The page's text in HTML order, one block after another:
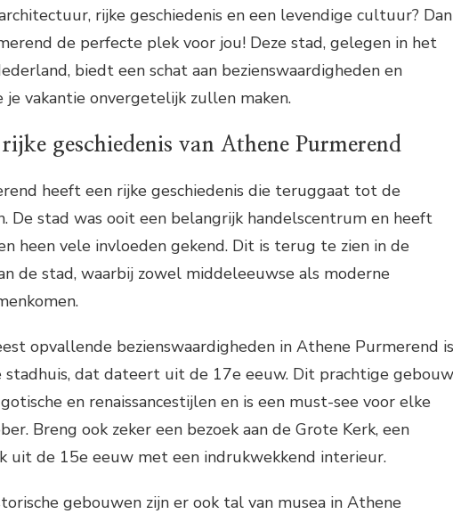
rijke geschiedenis en een levendige cultuur? Dan
de perfecte plek voor jou! Deze stad, gelegen in het
biedt een schat aan bezienswaardigheden en
vakantie onvergetelijk zullen maken.
geschiedenis van Athene Purmerend
heeft een rijke geschiedenis die teruggaat tot de
De stad was ooit een belangrijk handelscentrum en heeft
heen vele invloeden gekend. Dit is terug te zien in de
de stad, waarbij zowel middeleeuwse als moderne
opvallende bezienswaardigheden in Athene Purmerend is
stadhuis, dat dateert uit de 17e eeuw. Dit prachtige gebouw
en renaissancestijlen en is een must-see voor elke
Breng ook zeker een bezoek aan de Grote Kerk, een
uit de 15e eeuw met een indrukwekkend interieur.
gebouwen zijn er ook tal van musea in Athene